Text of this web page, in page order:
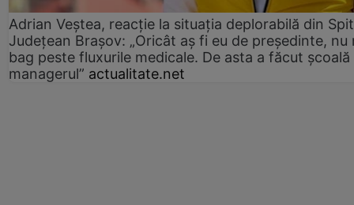
Adrian Veștea, reacție la situația deplorabilă din
Județean Brașov: „Oricât aș fi eu de președinte, nu
bag peste fluxurile medicale. De asta a făcut școală
managerul” actualitate.net